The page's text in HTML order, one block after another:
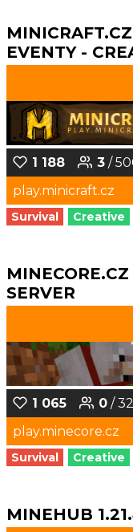
EVENTY -
1 188 3 /
play.minicraft.cz
Survival Creative
SERVER
1 065 0 / 32
play.minecore.cz
Survival Creative
MINEHUB